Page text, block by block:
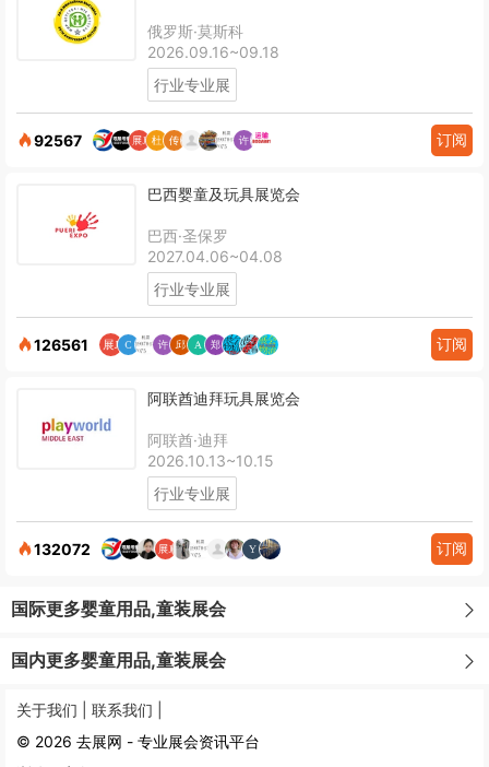
俄罗斯·莫斯科
2026.09.16~09.18
行业专业展
92567 订阅
巴西婴童及玩具展览会
巴西·圣保罗
2027.04.06~04.08
行业专业展
126561 订阅
阿联酋迪拜玩具展览会
阿联酋·迪拜
2026.10.13~10.15
行业专业展
132072 订阅
国际更多婴童用品,童装展会
国内更多婴童用品,童装展会
关于我们 | 联系我们 |
© 2026 去展网 - 专业展会资讯平台